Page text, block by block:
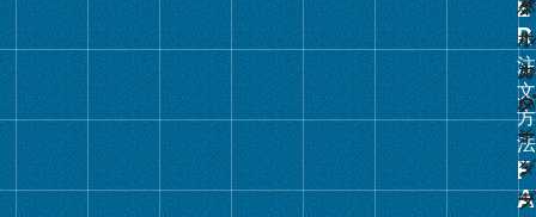
注
文
方
法
プ
リ
ン
ク
グ
ル
イ
ル
・
バ
イ
ン
ダ
バ
イ
ン
ダ
ー
タ
ル
カ
レ
ン
ダ
ー
ア
ホ
ル
ダ
ー
・
フ